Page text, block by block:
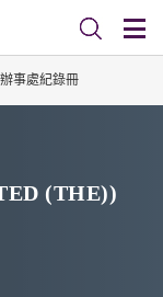
事處紀錄冊
(THE))